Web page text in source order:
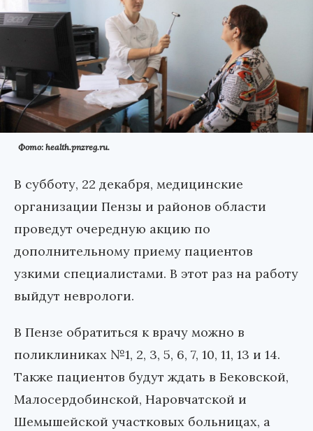
Фото: health.pnzreg.ru.
В субботу, 22 декабря, медицинские
организации Пензы и районов области
проведут очередную акцию по
дополнительному приему пациентов
узкими специалистами. В этот раз на работу
выйдут неврологи.
В Пензе обратиться к врачу можно в
поликлиниках №1, 2, 3, 5, 6, 7, 10, 11, 13 и 14.
Также пациентов будут ждать в Бековской,
Малосердобинской, Наровчатской и
Шемышейской участковых больницах, а